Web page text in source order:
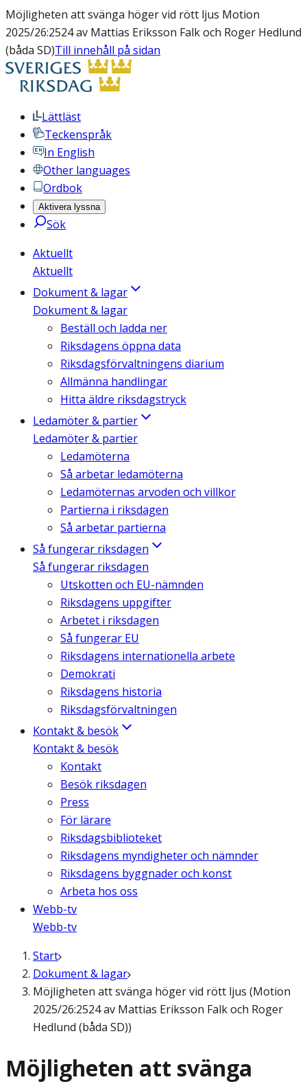
Möjligheten att svänga höger vid rött ljus Motion
2025/26:2524 av Mattias Eriksson Falk och Roger Hedlund
(båda SD)Till innehåll på sidan
Lättläst
Teckenspråk
In English
Other languages
Ordbok
Aktivera lyssna
Sök
Aktuellt
Aktuellt
Dokument & lagar
Dokument & lagar
Beställ och ladda ner
Riksdagens öppna data
Riksdagsförvaltningens diarium
Allmänna handlingar
Hitta äldre riksdagstryck
Ledamöter & partier
Ledamöter & partier
Ledamöterna
Så arbetar ledamöterna
Ledamöternas arvoden och villkor
Partierna i riksdagen
Så arbetar partierna
Så fungerar riksdagen
Så fungerar riksdagen
Utskotten och EU-nämnden
Riksdagens uppgifter
Arbetet i riksdagen
Så fungerar EU
Riksdagens internationella arbete
Demokrati
Riksdagens historia
Riksdagsförvaltningen
Kontakt & besök
Kontakt & besök
Kontakt
Besök riksdagen
Press
För lärare
Riksdagsbiblioteket
Riksdagens myndigheter och nämnder
Riksdagens byggnader och konst
Arbeta hos oss
Webb-tv
Webb-tv
Start
Dokument & lagar
Möjligheten att svänga höger vid rött ljus (Motion
2025/26:2524 av Mattias Eriksson Falk och Roger
Hedlund (båda SD))
Möjligheten att svänga